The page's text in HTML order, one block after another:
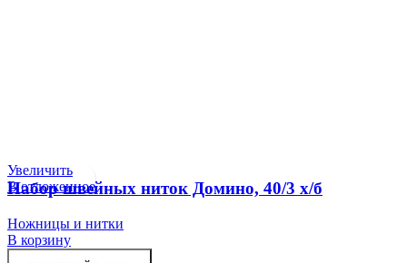
Увеличить
В отложенное
Набор швейных ниток Домино, 40/3 х/б
Ножницы и нитки
В корзину